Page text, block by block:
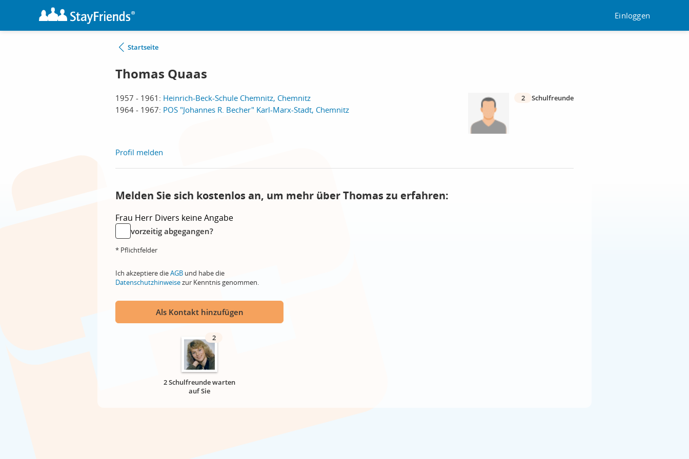
Einloggen
Startseite
Thomas Quaas
1957 - 1961: Heinrich-Beck-Schule Chemnitz, Chemnitz
1964 - 1967: POS "Johannes R. Becher" Karl-Marx-Stadt, Chemnitz
2 Schulfreunde
Profil melden
Melden Sie sich kostenlos an, um mehr über Thomas zu erfahren:
Frau Herr Divers keine Angabe
vorzeitig abgegangen?
* Pflichtfelder
Ich akzeptiere dieAGB und habe die
Datenschutzhinweisezur Kenntnis genommen.
Als Kontakt hinzufügen
2
2 Schulfreunde warten
auf Sie